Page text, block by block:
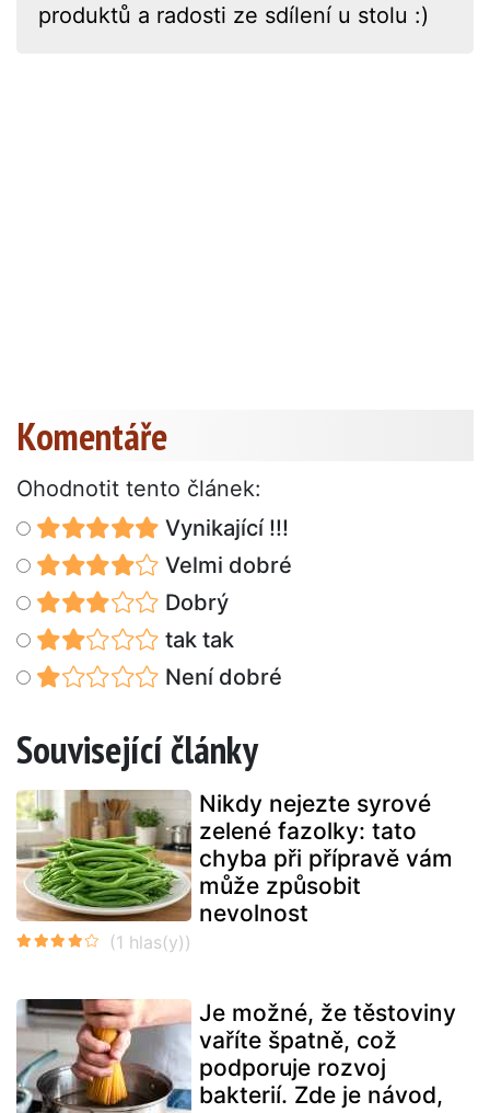
produktů a radosti ze sdílení u stolu :)
Komentáře
Ohodnotit tento článek:
Vynikající !!!
Velmi dobré
Dobrý
tak tak
Není dobré
Související články
Nikdy nejezte syrové
zelené fazolky: tato
chyba při přípravě vám
může způsobit
nevolnost
Je možné, že těstoviny
vaříte špatně, což
podporuje rozvoj
bakterií. Zde je návod,